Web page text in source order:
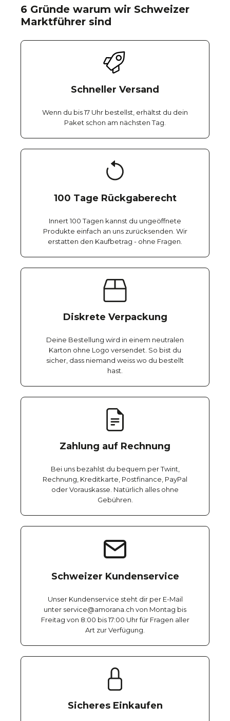
6 Gründe warum wir Schweizer
Marktführer sind
Schneller Versand
Wenn du bis 17 Uhr bestellst, erhältst du dein
Paket schon am nächsten Tag.
100 Tage Rückgaberecht
Innert 100 Tagen kannst du ungeöffnete
Produkte einfach an uns zurücksenden. Wir
erstatten den Kaufbetrag - ohne Fragen.
Diskrete Verpackung
Deine Bestellung wird in einem neutralen
Karton ohne Logo versendet. So bist du
sicher, dass niemand weiss wo du bestellt
hast.
Zahlung auf Rechnung
Bei uns bezahlst du bequem per Twint,
Rechnung, Kreditkarte, Postfinance, PayPal
oder Vorauskasse. Natürlich alles ohne
Gebühren.
Schweizer Kundenservice
Unser Kundenservice steht dir per E-Mail
unter service@amorana.ch von Montag bis
Freitag von 8:00 bis 17:00 Uhr für Fragen aller
Art zur Verfügung.
Sicheres Einkaufen